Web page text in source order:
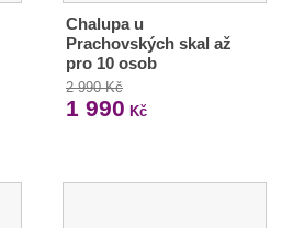
Chalupa u
Prachovských skal až
pro 10 osob
2 990 Kč
1 990 Kč